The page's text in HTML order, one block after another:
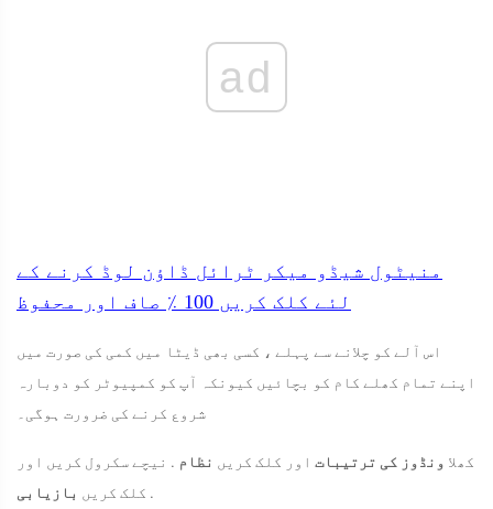
ad
منیٹول شیڈو میکر ٹرائل ڈاؤن لوڈ کرنے کے
لئے کلک کریں
صاف اور محفوظ
اس آلے کو چلانے سے پہلے ، کسی بھی ڈیٹا میں کمی کی صورت میں
اپنے تمام کھلے کام کو بچائیں کیونکہ آپ کو کمپیوٹر کو دوبارہ
شروع کرنے کی ضرورت ہوگی۔
کھلا ونڈوز کی ترتیبات اور کلک کریں نظام . نیچے سکرول کریں اور
کلک کریں بازیابی .